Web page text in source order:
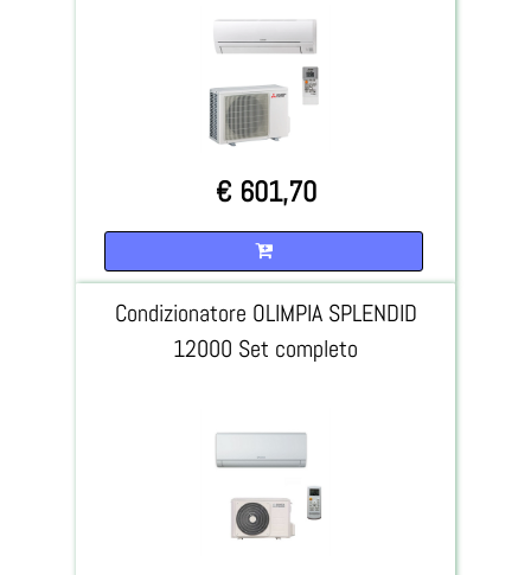
€ 601,70
Condizionatore OLIMPIA SPLENDID
12000 Set completo